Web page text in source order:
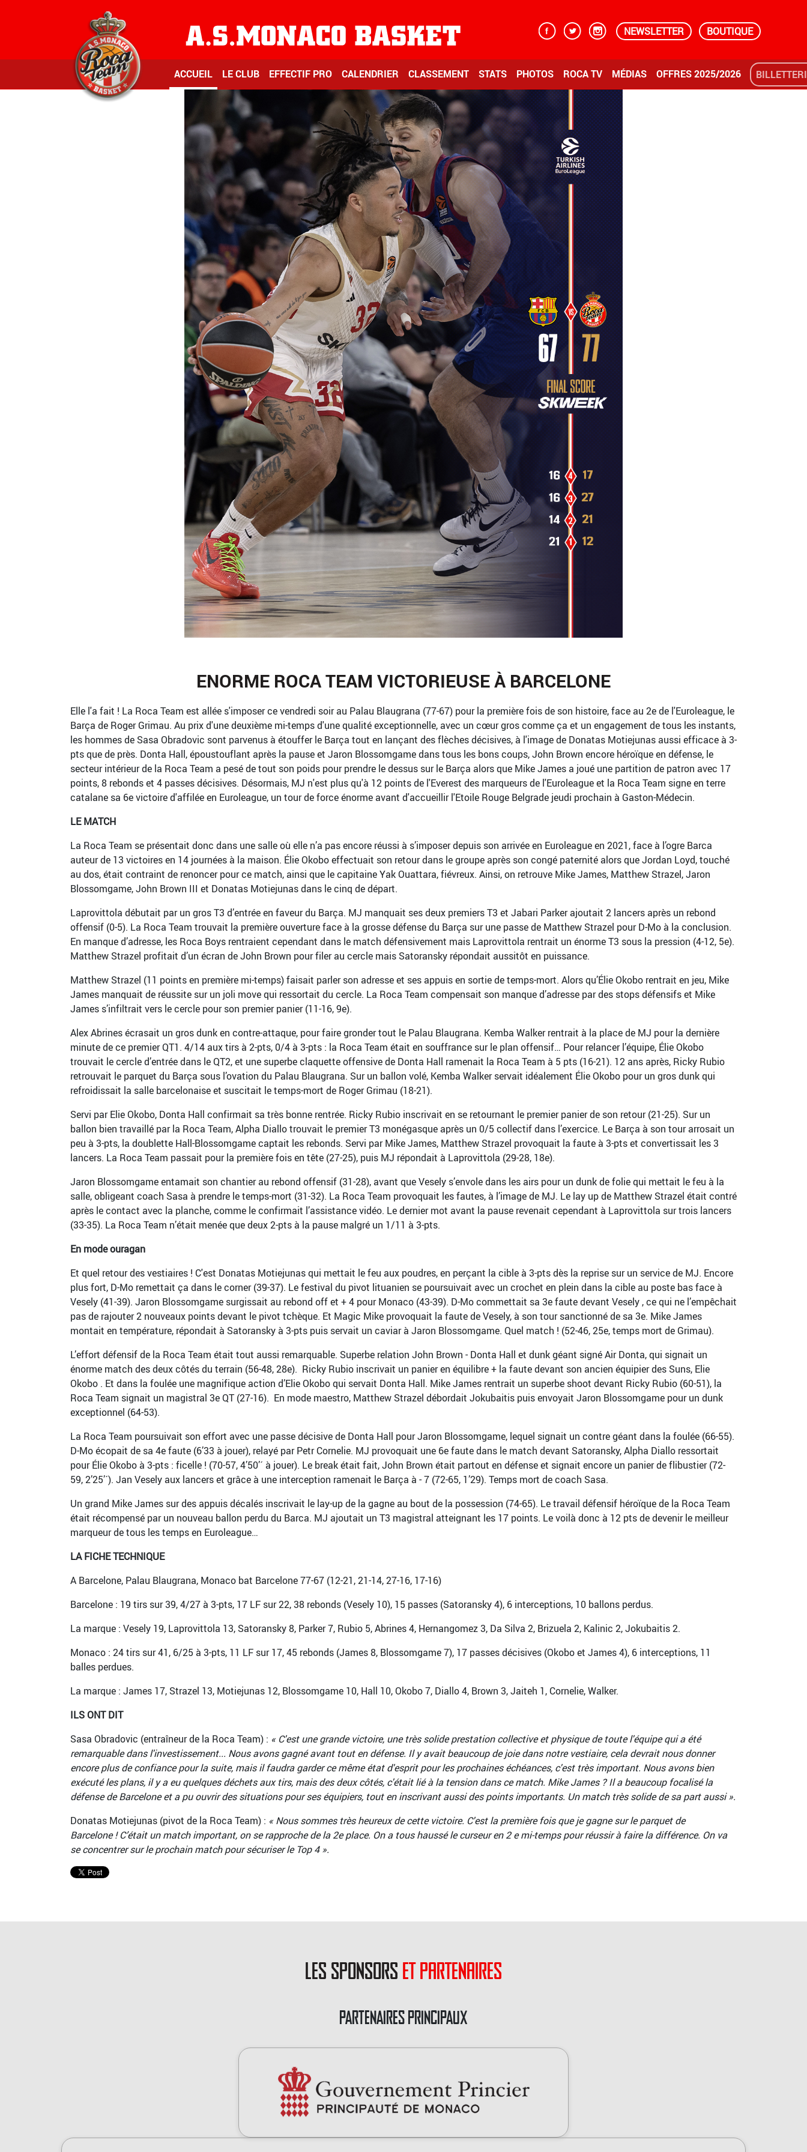
NEWSLETTER BOUTIQUE
ACCUEIL LE CLUB EFFECTIF PRO CALENDRIER CLASSEMENT STATS PHOTOS ROCA TV MÉDIAS OFFRES 2025/2026
ENORME ROCA TEAM VICTORIEUSE À BARCELONE
Elle l'a fait ! La Roca Team est allée s'imposer ce vendredi soir au Palau Blaugrana (77-67) pour la première fois de son histoire, face au 2e de l'Euroleague, le
Barça de Roger Grimau. Au prix d'une deuxième mi-temps d'une qualité exceptionnelle, avec un cœur gros comme ça et un engagement de tous les instants,
les hommes de Sasa Obradovic sont parvenus à étouffer le Barça tout en lançant des flèches décisives, à l'image de Donatas Motiejunas aussi efficace à 3-
pts que de près. Donta Hall, époustouflant après la pause et Jaron Blossomgame dans tous les bons coups, John Brown encore héroïque en défense, le
secteur intérieur de la Roca Team a pesé de tout son poids pour prendre le dessus sur le Barça alors que Mike James a joué une partition de patron avec 17
points, 8 rebonds et 4 passes décisives. Désormais, MJ n'est plus qu'à 12 points de l'Everest des marqueurs de l'Euroleague et la Roca Team signe en terre
catalane sa 6e victoire d'affilée en Euroleague, un tour de force énorme avant d'accueillir l'Etoile Rouge Belgrade jeudi prochain à Gaston-Médecin.
LE MATCH
La Roca Team se présentait donc dans une salle où elle n’a pas encore réussi à s’imposer depuis son arrivée en Euroleague en 2021, face à l’ogre Barca
auteur de 13 victoires en 14 journées à la maison. Élie Okobo effectuait son retour dans le groupe après son congé paternité alors que Jordan Loyd, touché
au dos, était contraint de renoncer pour ce match, ainsi que le capitaine Yak Ouattara, fiévreux. Ainsi, on retrouve Mike James, Matthew Strazel, Jaron
Blossomgame, John Brown III et Donatas Motiejunas dans le cinq de départ.
Laprovittola débutait par un gros T3 d’entrée en faveur du Barça. MJ manquait ses deux premiers T3 et Jabari Parker ajoutait 2 lancers après un rebond
offensif (0-5). La Roca Team trouvait la première ouverture face à la grosse défense du Barça sur une passe de Matthew Strazel pour D-Mo à la conclusion.
En manque d’adresse, les Roca Boys rentraient cependant dans le match défensivement mais Laprovittola rentrait un énorme T3 sous la pression (4-12, 5e).
Matthew Strazel profitait d’un écran de John Brown pour filer au cercle mais Satoransky répondait aussitôt en puissance.
Matthew Strazel (11 points en première mi-temps) faisait parler son adresse et ses appuis en sortie de temps-mort. Alors qu’Élie Okobo rentrait en jeu, Mike
James manquait de réussite sur un joli move qui ressortait du cercle. La Roca Team compensait son manque d’adresse par des stops défensifs et Mike
James s’infiltrait vers le cercle pour son premier panier (11-16, 9e).
Alex Abrines écrasait un gros dunk en contre-attaque, pour faire gronder tout le Palau Blaugrana. Kemba Walker rentrait à la place de MJ pour la dernière
minute de ce premier QT1. 4/14 aux tirs à 2-pts, 0/4 à 3-pts : la Roca Team était en souffrance sur le plan offensif… Pour relancer l’équipe, Élie Okobo
trouvait le cercle d’entrée dans le QT2, et une superbe claquette offensive de Donta Hall ramenait la Roca Team à 5 pts (16-21). 12 ans après, Ricky Rubio
retrouvait le parquet du Barça sous l’ovation du Palau Blaugrana. Sur un ballon volé, Kemba Walker servait idéalement Élie Okobo pour un gros dunk qui
refroidissait la salle barcelonaise et suscitait le temps-mort de Roger Grimau (18-21).
Servi par Elie Okobo, Donta Hall confirmait sa très bonne rentrée. Ricky Rubio inscrivait en se retournant le premier panier de son retour (21-25). Sur un
ballon bien travaillé par la Roca Team, Alpha Diallo trouvait le premier T3 monégasque après un 0/5 collectif dans l’exercice. Le Barça à son tour arrosait un
peu à 3-pts, la doublette Hall-Blossomgame captait les rebonds. Servi par Mike James, Matthew Strazel provoquait la faute à 3-pts et convertissait les 3
lancers. La Roca Team passait pour la première fois en tête (27-25), puis MJ répondait à Laprovittola (29-28, 18e).
Jaron Blossomgame entamait son chantier au rebond offensif (31-28), avant que Vesely s’envole dans les airs pour un dunk de folie qui mettait le feu à la
salle, obligeant coach Sasa à prendre le temps-mort (31-32). La Roca Team provoquait les fautes, à l’image de MJ. Le lay up de Matthew Strazel était contré
après le contact avec la planche, comme le confirmait l’assistance vidéo. Le dernier mot avant la pause revenait cependant à Laprovittola sur trois lancers
(33-35). La Roca Team n’était menée que deux 2-pts à la pause malgré un 1/11 à 3-pts.
En mode ouragan
Et quel retour des vestiaires ! C'est Donatas Motiejunas qui mettait le feu aux poudres, en perçant la cible à 3-pts dès la reprise sur un service de MJ. Encore
plus fort, D-Mo remettait ça dans le corner (39-37). Le festival du pivot lituanien se poursuivait avec un crochet en plein dans la cible au poste bas face à
Vesely (41-39). Jaron Blossomgame surgissait au rebond off et + 4 pour Monaco (43-39). D-Mo commettait sa 3e faute devant Vesely , ce qui ne l’empêchait
pas de rajouter 2 nouveaux points devant le pivot tchèque. Et Magic Mike provoquait la faute de Vesely, à son tour sanctionné de sa 3e. Mike James
montait en température, répondait à Satoransky à 3-pts puis servait un caviar à Jaron Blossomgame. Quel match ! (52-46, 25e, temps mort de Grimau).
L’effort défensif de la Roca Team était tout aussi remarquable. Superbe relation John Brown - Donta Hall et dunk géant signé Air Donta, qui signait un
énorme match des deux côtés du terrain (56-48, 28e). Ricky Rubio inscrivait un panier en équilibre + la faute devant son ancien équipier des Suns, Elie
Okobo . Et dans la foulée une magnifique action d’Elie Okobo qui servait Donta Hall. Mike James rentrait un superbe shoot devant Ricky Rubio (60-51), la
Roca Team signait un magistral 3e QT (27-16). En mode maestro, Matthew Strazel débordait Jokubaitis puis envoyait Jaron Blossomgame pour un dunk
exceptionnel (64-53).
La Roca Team poursuivait son effort avec une passe décisive de Donta Hall pour Jaron Blossomgame, lequel signait un contre géant dans la foulée (66-55).
D-Mo écopait de sa 4e faute (6’33 à jouer), relayé par Petr Cornelie. MJ provoquait une 6e faute dans le match devant Satoransky, Alpha Diallo ressortait
pour Élie Okobo à 3-pts : ficelle ! (70-57, 4’50’´ à jouer). Le break était fait, John Brown était partout en défense et signait encore un panier de flibustier (72-
59, 2’25’´). Jan Vesely aux lancers et grâce à une interception ramenait le Barça à - 7 (72-65, 1’29). Temps mort de coach Sasa.
Un grand Mike James sur des appuis décalés inscrivait le lay-up de la gagne au bout de la possession (74-65). Le travail défensif héroïque de la Roca Team
était récompensé par un nouveau ballon perdu du Barca. MJ ajoutait un T3 magistral atteignant les 17 points. Le voilà donc à 12 pts de devenir le meilleur
marqueur de tous les temps en Euroleague…
LA FICHE TECHNIQUE
A Barcelone, Palau Blaugrana, Monaco bat Barcelone 77-67 (12-21, 21-14, 27-16, 17-16)
Barcelone : 19 tirs sur 39, 4/27 à 3-pts, 17 LF sur 22, 38 rebonds (Vesely 10), 15 passes (Satoransky 4), 6 interceptions, 10 ballons perdus.
La marque : Vesely 19, Laprovittola 13, Satoransky 8, Parker 7, Rubio 5, Abrines 4, Hernangomez 3, Da Silva 2, Brizuela 2, Kalinic 2, Jokubaitis 2.
Monaco : 24 tirs sur 41, 6/25 à 3-pts, 11 LF sur 17, 45 rebonds (James 8, Blossomgame 7), 17 passes décisives (Okobo et James 4), 6 interceptions, 11
balles perdues.
La marque : James 17, Strazel 13, Motiejunas 12, Blossomgame 10, Hall 10, Okobo 7, Diallo 4, Brown 3, Jaiteh 1, Cornelie, Walker.
ILS ONT DIT
Sasa Obradovic (entraîneur de la Roca Team) : « C'est une grande victoire, une très solide prestation collective et physique de toute l'équipe qui a été
remarquable dans l'investissement... Nous avons gagné avant tout en défense. Il y avait beaucoup de joie dans notre vestiaire, cela devrait nous donner
encore plus de confiance pour la suite, mais il faudra garder ce même état d'esprit pour les prochaines échéances, c'est très important. Nous avons bien
exécuté les plans, il y a eu quelques déchets aux tirs, mais des deux côtés, c'était lié à la tension dans ce match. Mike James ? Il a beaucoup focalisé la
défense de Barcelone et a pu ouvrir des situations pour ses équipiers, tout en inscrivant aussi des points importants. Un match très solide de sa part aussi ».
Donatas Motiejunas (pivot de la Roca Team) : « Nous sommes très heureux de cette victoire. C'est la première fois que je gagne sur le parquet de
Barcelone ! C’était un match important, on se rapproche de la 2e place. On a tous haussé le curseur en 2 e mi-temps pour réussir à faire la différence. On va
se concentrer sur le prochain match pour sécuriser le Top 4 ».
les sponsors et partenaires
PARTENAIRES PRINCIPAUX